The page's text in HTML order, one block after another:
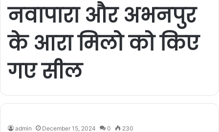
नवापारा और अभनपुर
के आरा मिलो को किए
गए सील
admin December 15, 2024 0 230